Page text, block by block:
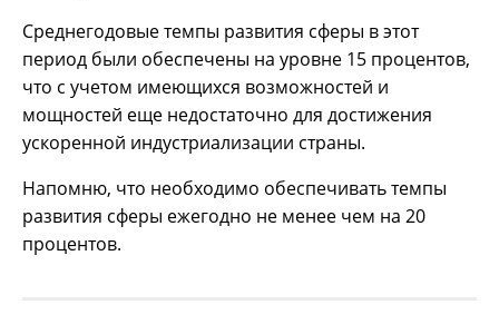
Среднегодовые темпы развития сферы в этот
период были обеспечены на уровне 15 процентов,
что с учетом имеющихся возможностей и
мощностей еще недостаточно для достижения
ускоренной индустриализации страны.
Напомню, что необходимо обеспечивать темпы
развития сферы ежегодно не менее чем на 20
процентов.